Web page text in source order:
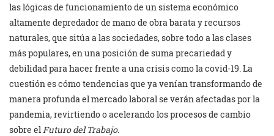
las lógicas de funcionamiento de un sistema económico
altamente depredador de mano de obra barata y recursos
naturales, que sitúa a las sociedades, sobre todo a las clases
más populares, en una posición de suma precariedad y
debilidad para hacer frente a una crisis como la covid-19. La
cuestión es cómo tendencias que ya venían transformando de
manera profunda el mercado laboral se verán afectadas por la
pandemia, revirtiendo o acelerando los procesos de cambio
sobre el Futuro del Trabajo.